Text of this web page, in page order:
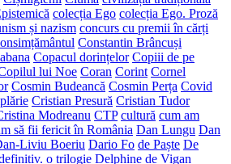
colecția Ego colecția Ego. Proză
și nazism concurs cu premii în cărți
Constantin Brâncuși
Copacul dorințelor Copiii de pe
lui Noe Coran Corint Cornel
Cosmin Budeancă Cosmin Perța Covid
Cristian Presură Cristian Tudor
Modreanu CTP cultură cum am
să fii fericit în România Dan Lungu Dan
Liviu Boeriu Dario Fo de Paște De
o trilogie Delphine de Vigan